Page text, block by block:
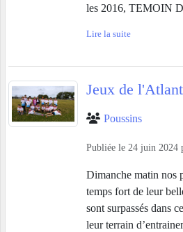
les 2016, TEMOIN
Lire la suite
Jeux de
Poussins
Publiée le 24 juin 2024
Dimanche matin nos
temps fort de leur
sont surpassés dans
leur terrain